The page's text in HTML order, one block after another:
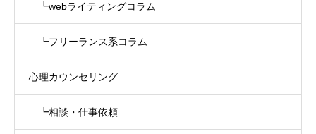
┗webライティングコラム
┗フリーランス系コラム
心理カウンセリング
┗相談・仕事依頼